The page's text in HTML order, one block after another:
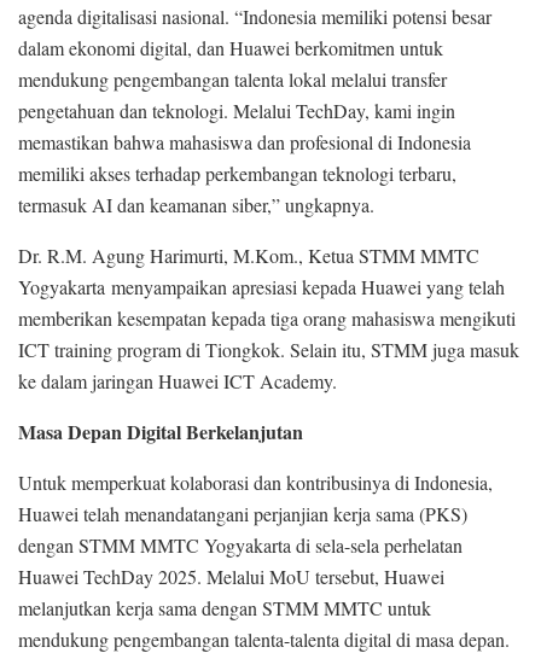
agenda digitalisasi nasional. “Indonesia memiliki potensi besar
dalam ekonomi digital, dan Huawei berkomitmen untuk
mendukung pengembangan talenta lokal melalui transfer
pengetahuan dan teknologi. Melalui TechDay, kami ingin
memastikan bahwa mahasiswa dan profesional di Indonesia
memiliki akses terhadap perkembangan teknologi terbaru,
termasuk AI dan keamanan siber,” ungkapnya.
Dr. R.M. Agung Harimurti, M.Kom., Ketua STMM MMTC
Yogyakarta menyampaikan apresiasi kepada Huawei yang telah
memberikan kesempatan kepada tiga orang mahasiswa mengikuti
ICT training program di Tiongkok. Selain itu, STMM juga masuk
ke dalam jaringan Huawei ICT Academy.
Masa Depan Digital Berkelanjutan
Untuk memperkuat kolaborasi dan kontribusinya di Indonesia,
Huawei telah menandatangani perjanjian kerja sama (PKS)
dengan STMM MMTC Yogyakarta di sela-sela perhelatan
Huawei TechDay 2025. Melalui MoU tersebut, Huawei
melanjutkan kerja sama dengan STMM MMTC untuk
mendukung pengembangan talenta-talenta digital di masa depan.